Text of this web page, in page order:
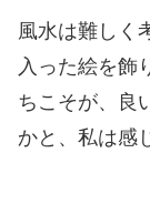
風水は難しく
入った絵を飾
ちこそが、良
かと、私は感